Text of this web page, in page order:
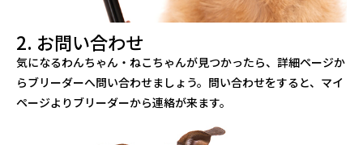
2. お問い合わせ
気になるわんちゃん・ねこちゃんが見つかったら、詳細ページか
らブリーダーへ問い合わせましょう。問い合わせをすると、マイ
ページよりブリーダーから連絡が来ます。